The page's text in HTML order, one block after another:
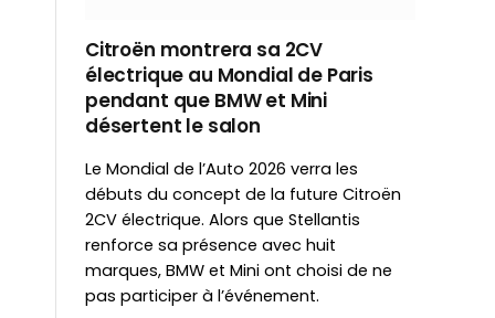
Citroën montrera sa 2CV
électrique au Mondial de Paris
pendant que BMW et Mini
désertent le salon
Le Mondial de l’Auto 2026 verra les
débuts du concept de la future Citroën
2CV électrique. Alors que Stellantis
renforce sa présence avec huit
marques, BMW et Mini ont choisi de ne
pas participer à l’événement.